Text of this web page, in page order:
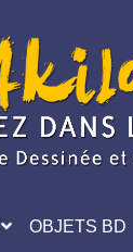
OBJETS BD